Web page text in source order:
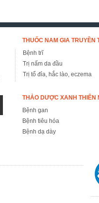
THUỐC NAM GIA TRUYỀN
Bệnh trĩ
Trị nấm da đầu
Trị tổ đỉa, hắc lào, eczema
THẢO DƯỢC XANH THIÊN
Bệnh gan
Bệnh tiêu hóa
Bệnh dạ dày